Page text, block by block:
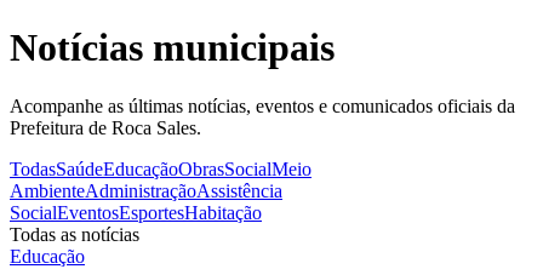
Notícias municipais
Acompanhe as últimas notícias, eventos e comunicados oficiais da
Prefeitura de Roca Sales.
TodasSaúdeEducaçãoObrasSocialMeio
AmbienteAdministraçãoAssistência
SocialEventosEsportesHabitação
Todas as notícias
Educação